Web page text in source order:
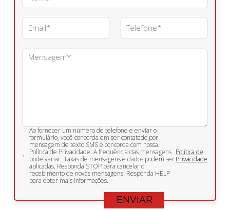
Ao fornecer um número de telefone e enviar o
formulário, você concorda em ser contatado por
mensagem de texto SMS e concorda com nossa
Política de Privacidade. A frequência das mensagens
pode variar. Taxas de mensagens e dados podem ser
aplicadas. Responda STOP para cancelar o
recebimento de novas mensagens. Responda HELP
para obter mais informações.
Política de
Privacidade